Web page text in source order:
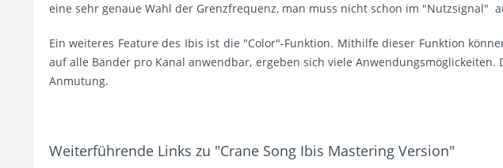
eine sehr genaue Wahl der Grenzfrequenz, man muss nicht schon im
Ein weiteres Feature des Ibis ist die "Color"-Funktion. Mithilfe dieser Funktion
auf alle Bänder pro Kanal anwendbar, ergeben sich viele
Anmutung.
Weiterführende Links zu "Crane Song Ibis Mastering Version"